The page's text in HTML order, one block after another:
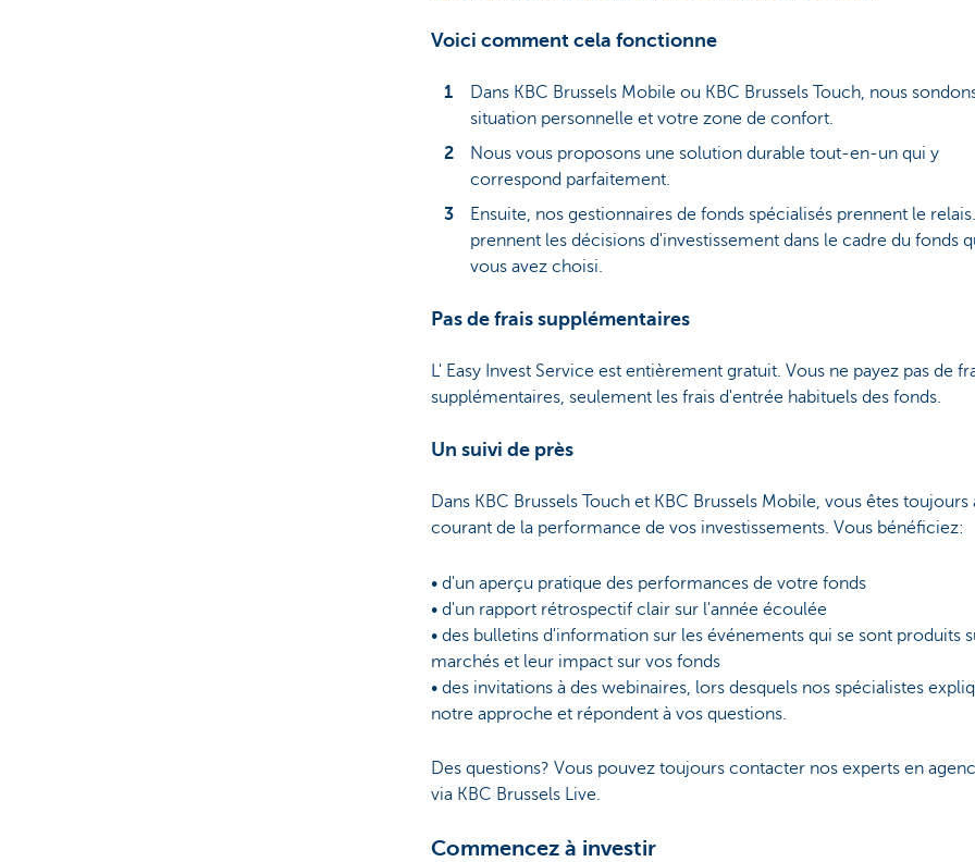
Voici comment cela fonctionne
Dans KBC Brussels Mobile ou KBC Brussels Touch, nous
situation personnelle et votre zone de confort.
Nous vous proposons une solution durable tout-en-un qui y
correspond parfaitement.
Ensuite, nos gestionnaires de fonds spécialisés prennent le
prennent les décisions d'investissement dans le cadre du fonds
vous avez choisi.
Pas de frais supplémentaires
L' Easy Invest Service est entièrement gratuit. Vous ne payez pas de
supplémentaires, seulement les frais d'entrée habituels des fonds.
Un suivi de près
Dans KBC Brussels Touch et KBC Brussels Mobile, vous êtes toujours
courant de la performance de vos investissements. Vous bénéficiez:
• d'un aperçu pratique des performances de votre fonds
• d'un rapport rétrospectif clair sur l'année écoulée
• des bulletins d'information sur les événements qui se sont produits
marchés et leur impact sur vos fonds
• des invitations à des webinaires, lors desquels nos spécialistes
notre approche et répondent à vos questions.
Des questions? Vous pouvez toujours contacter nos experts en
via KBC Brussels Live.
Commencez à investir